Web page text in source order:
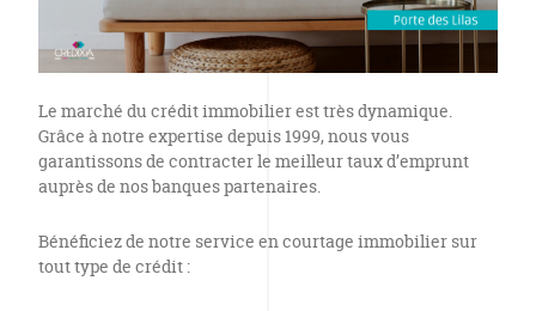
Le marché du crédit immobilier est très dynamique.
Grâce à notre expertise depuis 1999, nous vous
garantissons de contracter le meilleur taux d’emprunt
auprès de nos banques partenaires.
Bénéficiez de notre service en courtage immobilier sur
tout type de crédit :